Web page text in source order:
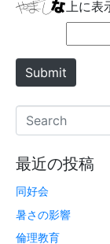
*
t
上に表
Submit
最近の投稿
同好会
暑さの影響
倫理教育